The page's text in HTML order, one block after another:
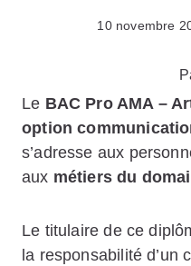
10 novembre
Le BAC Pro AMA –
option
s’adresse aux
aux métiers du
Le titulaire de ce
la responsabilité d’un